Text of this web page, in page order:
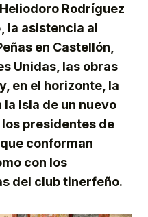
Rodríguez
la asistencia al
en Castellón,
Unidas, las obras
en el horizonte, la
Isla de un nuevo
presidentes de
conforman
con los
del club tinerfeño.